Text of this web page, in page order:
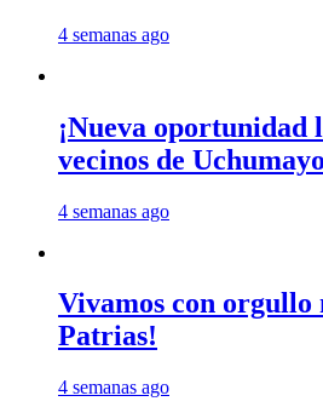
4 semanas ago
¡Nueva oportunidad
vecinos de
4 semanas ago
Vivamos con orgullo
Patrias!
4 semanas ago